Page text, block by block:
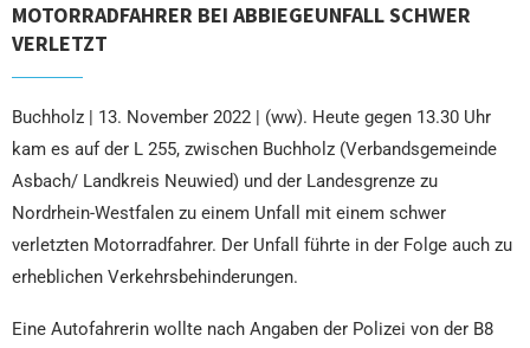
MOTORRADFAHRER BEI ABBIEGEUNFALL SCHWER
VERLETZT
Buchholz | 13. November 2022 | (ww). Heute gegen 13.30 Uhr
kam es auf der L 255, zwischen Buchholz (Verbandsgemeinde
Asbach/ Landkreis Neuwied) und der Landesgrenze zu
Nordrhein-Westfalen zu einem Unfall mit einem schwer
verletzten Motorradfahrer. Der Unfall führte in der Folge auch zu
erheblichen Verkehrsbehinderungen.
Eine Autofahrerin wollte nach Angaben der Polizei von der B8